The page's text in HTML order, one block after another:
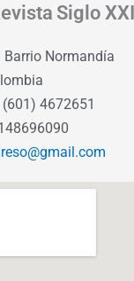
Siglo XXI
Barrio Normandía
4672651